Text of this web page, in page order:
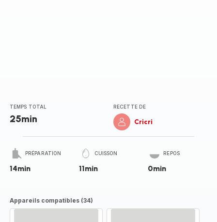
TEMPS TOTAL
25min
RECETTE DE
Cricri
PRÉPARATION
14min
CUISSON
11min
REPOS
0min
Appareils compatibles (34)